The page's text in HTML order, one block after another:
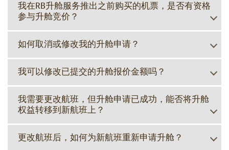
我在RB升舱服务推出之前购买的机票，是否有资格
参与升舱竞价？
如何取消或修改我的升舱申请？
我可以修改已提交的升舱报价金额吗？
我需要更改航班，但升舱申请已成功，能否将升舱
权益转移到新航班上？
更改航班后，如何为新航班重新申请升舱？